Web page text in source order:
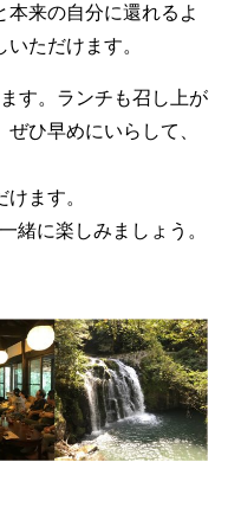
本来の自分に還れるよ
ただけます。
す。ランチも召し上が
ひ早めにいらして、
ます。
緒に楽しみましょう。